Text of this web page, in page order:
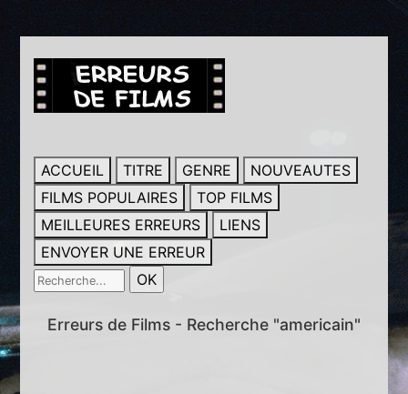
ACCUEIL TITRE GENRE
NOUVEAUTES
FILMS POPULAIRES
TOP FILMS
MEILLEURES ERREURS
LIENS
ENVOYER UNE ERREUR
Erreurs de Films - Recherche "americain"